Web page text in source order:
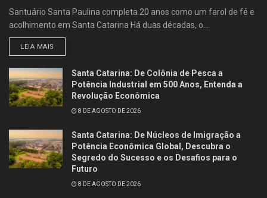
Santuário Santa Paulina completa 20 anos como um farol de fé e
acolhimento em Santa Catarina Há duas décadas, o...
LEIA MAIS
Santa Catarina: De Colônia de Pesca a
Potência Industrial em 500 Anos, Entenda a
Revolução Econômica
8 DE AGOSTO DE 2026
Santa Catarina: De Núcleos de Imigração a
Potência Econômica Global, Descubra o
Segredo do Sucesso e os Desafios para o
Futuro
8 DE AGOSTO DE 2026